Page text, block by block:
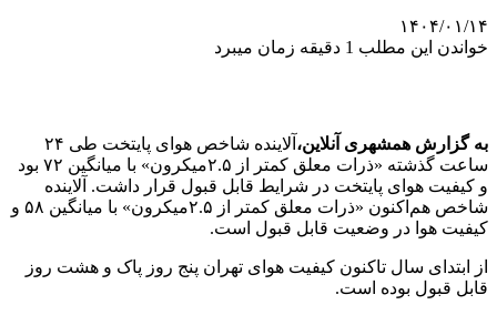
۱۴۰۴/۰۱/۱۴
خواندن این مطلب 1 دقیقه زمان میبرد
به گزارش همشهری آنلاین،
آلاینده شاخص هوای پایتخت طی ۲۴
ساعت گذشته «ذرات معلق کمتر از ۲.۵میکرون» با میانگین ۷۲ بود
و کیفیت هوای پایتخت در شرایط قابل قبول قرار داشت. آلاینده
شاخص هم‌اکنون «ذرات معلق کمتر از ۲.۵میکرون» با میانگین ۵۸ و
کیفیت هوا در وضعیت قابل قبول است.
از ابتدای سال تاکنون کیفیت هوای تهران پنج روز پاک و هشت روز
قابل قبول بوده است.